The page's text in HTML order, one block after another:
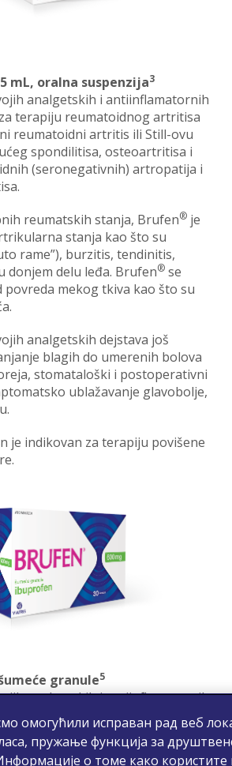
mL, oralna suspenzija3
analgetskih i antiinflamatornih
terapiju reumatoidnog artritisa
reumatoidni artritis ili Still-ovu
spondilitisa, osteoartritisa i
(seronegativnih) artropatija i
reumatskih stanja, Brufen® je
stanja kao što su
rame”), burzitis, tendinitis,
donjem delu leđa. Brufen® se
mekog tkiva kao što su
analgetskih dejstava još
blagih do umerenih bolova
stomataloški i postoperativni
ublažavanje glavobolje,
je indikovan za terapiju povišene
granule5
analgetskih i antiinflamatornih
za terapiju reumatoidnog artritisa,
osteoartritisa i ostalih
artropatija.
омогућили исправан рад веб
пружање функција за
о томе како